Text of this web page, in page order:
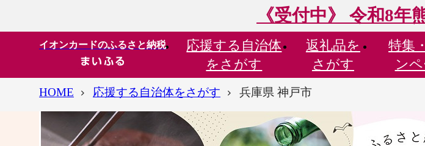
《受付中》 令和8年
イオンカードのふるさと納税 応援する 自治体
をさがす
返礼品を
さがす
特集・
ン
HOME
応援する自治体をさがす 兵庫県 神戸市